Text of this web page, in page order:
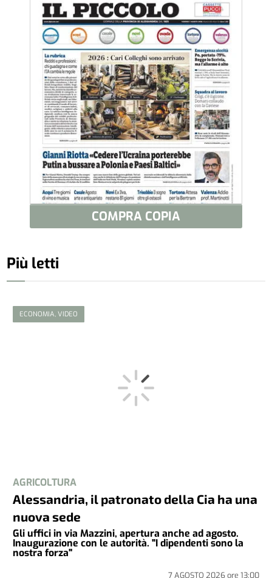
COMPRA COPIA
Più letti
ECONOMIA, VIDEO
AGRICOLTURA
Alessandria, il patronato della Cia ha una
nuova sede
Gli uffici in via Mazzini, apertura anche ad agosto.
Inaugurazione con le autorità. "I dipendenti sono la
nostra forza"
7 AGOSTO 2026ore 13:00